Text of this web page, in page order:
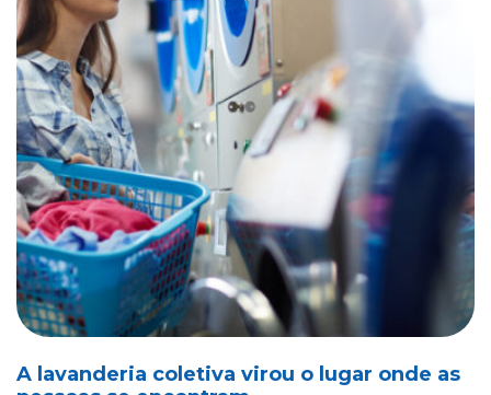
A lavanderia coletiva virou o lugar onde as